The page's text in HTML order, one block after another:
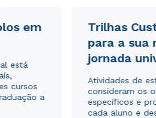
em
está
cursos
a
Trilhas
para a sua
jornada
Atividades de
consideram os
específicos e
cada aluno e
Política de Privacidade.e
sejam utilizados para o
Cruzeiro do Sul.